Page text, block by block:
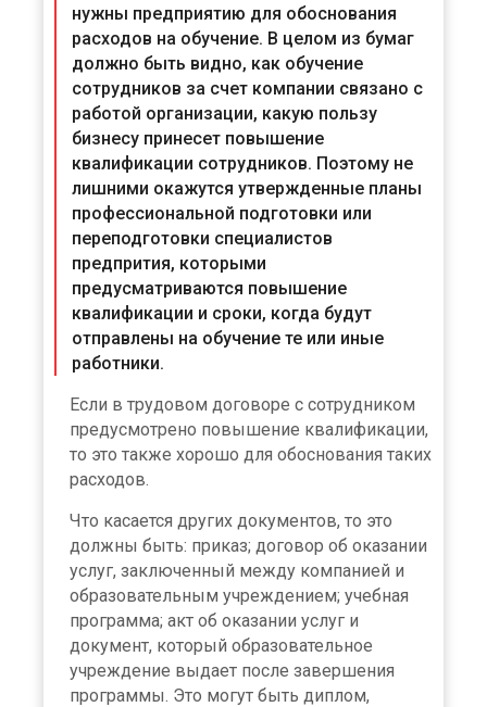
нужны предприятию для обоснования
расходов на обучение. В целом из бумаг
должно быть видно, как обучение
сотрудников за счет компании связано с
работой организации, какую пользу
бизнесу принесет повышение
квалификации сотрудников. Поэтому не
лишними окажутся утвержденные планы
профессиональной подготовки или
переподготовки специалистов
предпрития, которыми
предусматриваются повышение
квалификации и сроки, когда будут
отправлены на обучение те или иные
работники.
Если в трудовом договоре с сотрудником
предусмотрено повышение квалификации,
то это также хорошо для обоснования таких
расходов.
Что касается других документов, то это
должны быть: приказ; договор об оказании
услуг, заключенный между компанией и
образовательным учреждением; учебная
программа; акт об оказании услуг и
документ, который образовательное
учреждение выдает после завершения
программы. Это могут быть диплом,